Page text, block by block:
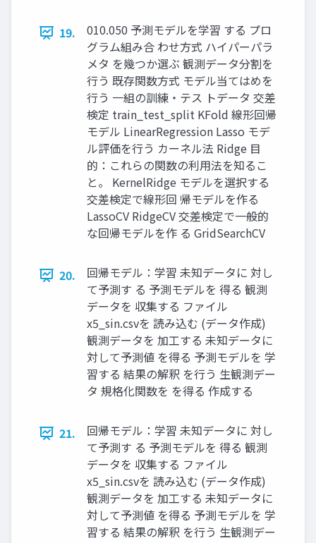
19.
010.050 予測モデルを学習 する プロ
グラム組み合 わせ方式 ハイパーパラ
メタ を幾つか選ぶ 観測データ分割を
行う 既存関数方式 モデル当てはめを
行う 一組の訓練・テス トデータ 交差
検定 train_test_split KFold 線形回帰
モデル LinearRegression Lasso モデ
ル評価を行う カーネル法 Ridge 目
的：これらの関数の利用法を知るこ
と。 KernelRidge モデルを選択する
交差検定で線形回 帰モデルを作る
LassoCV RidgeCV 交差検定で一般的
な回帰モデルを作 る GridSearchCV
20.
回帰モデル：学習 未知データに 対し
て予測す る 予測モデルを 得る 観測
データを 収集する ファイル
x5_sin.csvを 読み込む (データ作成)
観測データを 加工する 未知データに
対して予測値 を得る 予測モデルを 学
習する 結果の解釈 を行う 生観測デー
タ 規格化関数を を得る 作成する
21.
回帰モデル：学習 未知データに 対し
て予測す る 予測モデルを 得る 観測
データを 収集する ファイル
x5_sin.csvを 読み込む (データ作成)
観測データを 加工する 未知データに
対して予測値 を得る 予測モデルを 学
習する 結果の解釈 を行う 生観測デー